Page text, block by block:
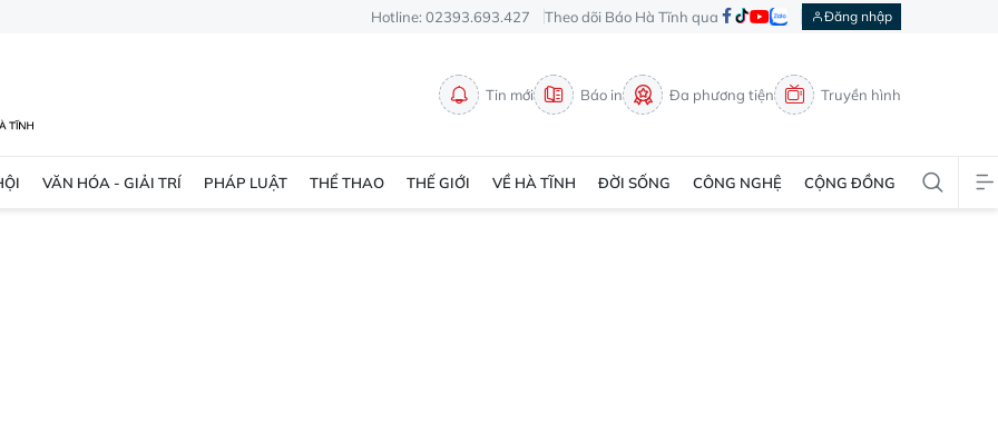
Hotline: 02393.693.427 Theo dõi Báo Hà Tĩnh qua Đăng nhập
Tin mới Báo in Đa phương tiện Truyền hình
VĂN HÓA - GIẢI TRÍ PHÁP LUẬT THỂ THAO THẾ GIỚI VỀ HÀ TĨNH ĐỜI SỐNG CÔNG NGHỆ CỘNG ĐỒNG